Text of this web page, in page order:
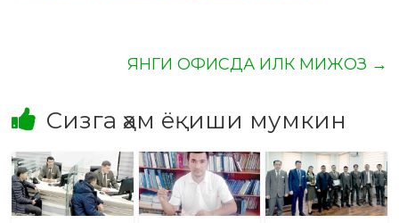
ЯНГИ ОФИСДА ИЛК МИЖОЗ →
Сизга ҳам ёқиши мумкин